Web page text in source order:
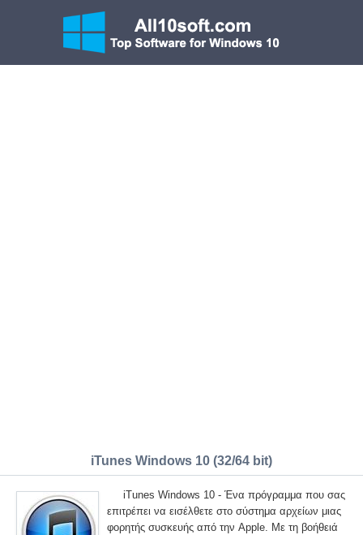
iTunes Windows 10 (32/64 bit)
iTunes Windows 10 - Ένα πρόγραμμα που σας
επιτρέπει να εισέλθετε στο σύστημα αρχείων μιας
φορητής συσκευής από την Apple. Με τη βοήθειά